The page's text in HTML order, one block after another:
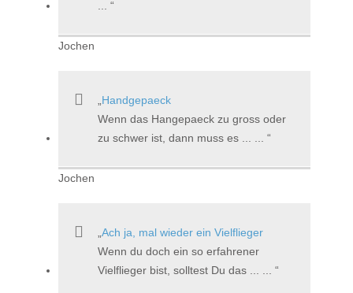
Jochen
Handgepaeck
Wenn das Hangepaeck zu gross oder
zu schwer ist, dann muss es ... ...
Jochen
Ach ja, mal wieder ein Vielflieger
Wenn du doch ein so erfahrener
Vielflieger bist, solltest Du das ... ...